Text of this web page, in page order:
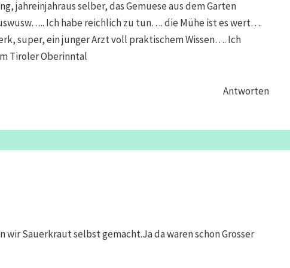
jahreinjahraus selber, das Gemuese aus dem Garten
Ich habe reichlich zu tun…. die Mühe ist es wert….
super, ein junger Arzt voll praktischem Wissen…. Ich
Tiroler Oberinntal
Antworten
Sauerkraut selbst gemacht.Ja da waren schon Grosser